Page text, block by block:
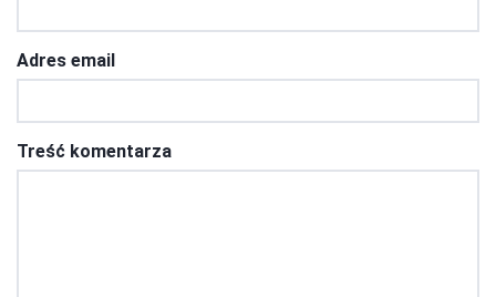
Adres email
Treść komentarza